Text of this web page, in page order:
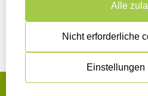
Datenschutzerklärung
Widerrufsrecht
Alle
Nicht erforderliche
Einstellungen